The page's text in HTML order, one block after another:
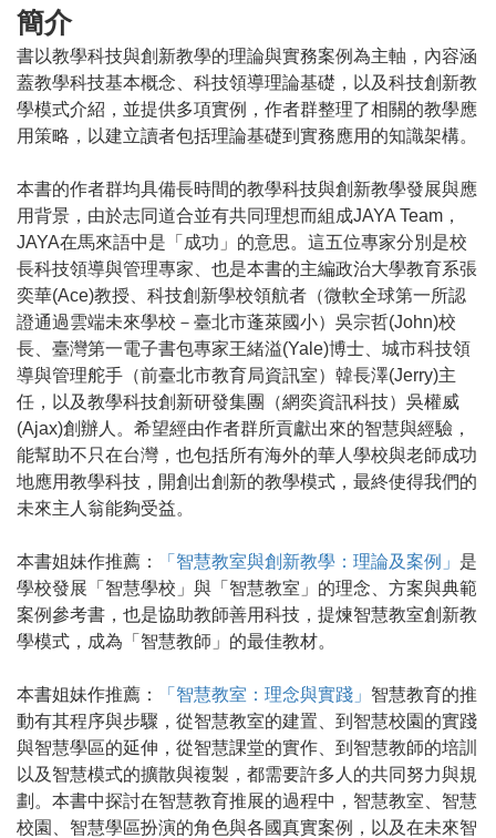
簡介
書以教學科技與創新教學的理論與實務案例為主軸，內容涵
蓋教學科技基本概念、科技領導理論基礎，以及科技創新教
學模式介紹，並提供多項實例，作者群整理了相關的教學應
用策略，以建立讀者包括理論基礎到實務應用的知識架構。
本書的作者群均具備長時間的教學科技與創新教學發展與應
用背景，由於志同道合並有共同理想而組成JAYA Team，
JAYA在馬來語中是「成功」的意思。這五位專家分別是校
長科技領導與管理專家、也是本書的主編政治大學教育系張
奕華(Ace)教授、科技創新學校領航者（微軟全球第一所認
證通過雲端未來學校－臺北市蓬萊國小）吳宗哲(John)校
長、臺灣第一電子書包專家王緒溢(Yale)博士、城市科技領
導與管理舵手（前臺北市教育局資訊室）韓長澤(Jerry)主
任，以及教學科技創新研發集團（網奕資訊科技）吳權威
(Ajax)創辦人。希望經由作者群所貢獻出來的智慧與經驗，
能幫助不只在台灣，也包括所有海外的華人學校與老師成功
地應用教學科技，開創出創新的教學模式，最終使得我們的
未來主人翁能夠受益。
本書姐妹作推薦： 「智慧教室與創新教學：理論及案例」 是
學校發展「智慧學校」與「智慧教室」的理念、方案與典範
案例參考書，也是協助教師善用科技，提煉智慧教室創新教
學模式，成為「智慧教師」的最佳教材。
本書姐妹作推薦： 「智慧教室：理念與實踐」 智慧教育的推
動有其程序與步驟，從智慧教室的建置、到智慧校園的實踐
與智慧學區的延伸，從智慧課堂的實作、到智慧教師的培訓
以及智慧模式的擴散與複製，都需要許多人的共同努力與規
劃。本書中探討在智慧教育推展的過程中，智慧教室、智慧
校園、智慧學區扮演的角色與各國真實案例，以及在未來智